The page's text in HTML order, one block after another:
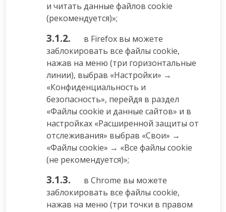
и читать данные файлов cookie
(рекомендуется)»;
3.1.2.
в Firefox вы можете
заблокировать все файлы cookie,
нажав на меню (три горизонтальные
линии), выбрав «Настройки» →
«Конфиденциальность и
безопасность», перейдя в раздел
«Файлы cookie и данные сайтов» и в
настройках «Расширенной защиты от
отслеживания» выбрав «Свои» →
«Файлы cookie» → «Все файлы cookie
(не рекомендуется)»;
3.1.3.
в Chrome вы можете
заблокировать все файлы cookie,
нажав на меню (три точки в правом